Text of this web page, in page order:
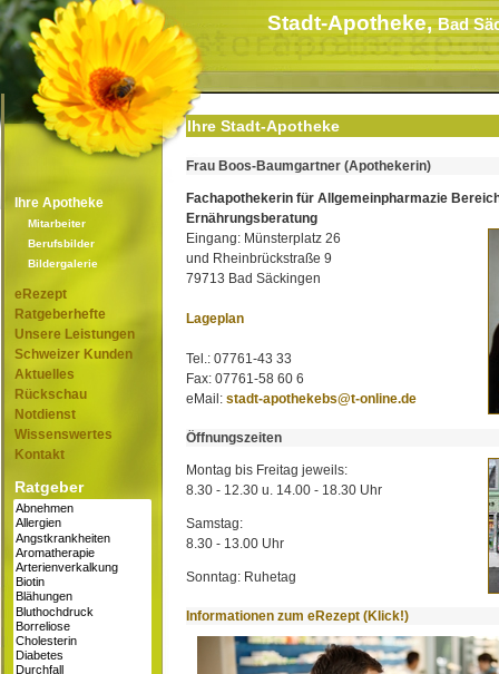
Stadt-Apotheke,Bad
Ihre Apotheke
Mitarbeiter
Berufsbilder
Bildergalerie
eRezept
Ratgeberhefte
Unsere Leistungen
Schweizer Kunden
Aktuelles
Rückschau
Notdienst
Wissenswertes
Kontakt
Ratgeber
Ihre Stadt-Apotheke
Frau Boos-Baumgartner (Apothekerin)
Fachapothekerin für Allgemeinpharmazie
Ernährungsberatung
Eingang: Münsterplatz 26
und Rheinbrückstraße 9
79713 Bad Säckingen
Lageplan
Tel.: 07761-43 33
Fax: 07761-58 60 6
eMail: stadt-apothekebs@t-online.de
Öffnungszeiten
Montag bis Freitag jeweils:
8.30 - 12.30 u. 14.00 - 18.30 Uhr
Samstag:
8.30 - 13.00 Uhr
Sonntag: Ruhetag
Informationen zum eRezept (Klick!)